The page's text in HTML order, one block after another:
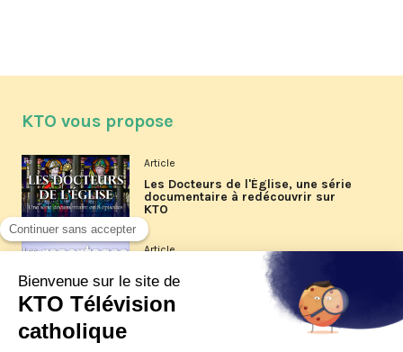
KTO vous propose
Article
Les Docteurs de l'Église, une série
documentaire à redécouvrir sur
KTO
Article
Les reportages d'été 2026 de KTO